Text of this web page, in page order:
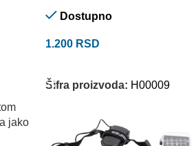
Dostupno
1.200 RSD
Šifra proizvoda: H00009